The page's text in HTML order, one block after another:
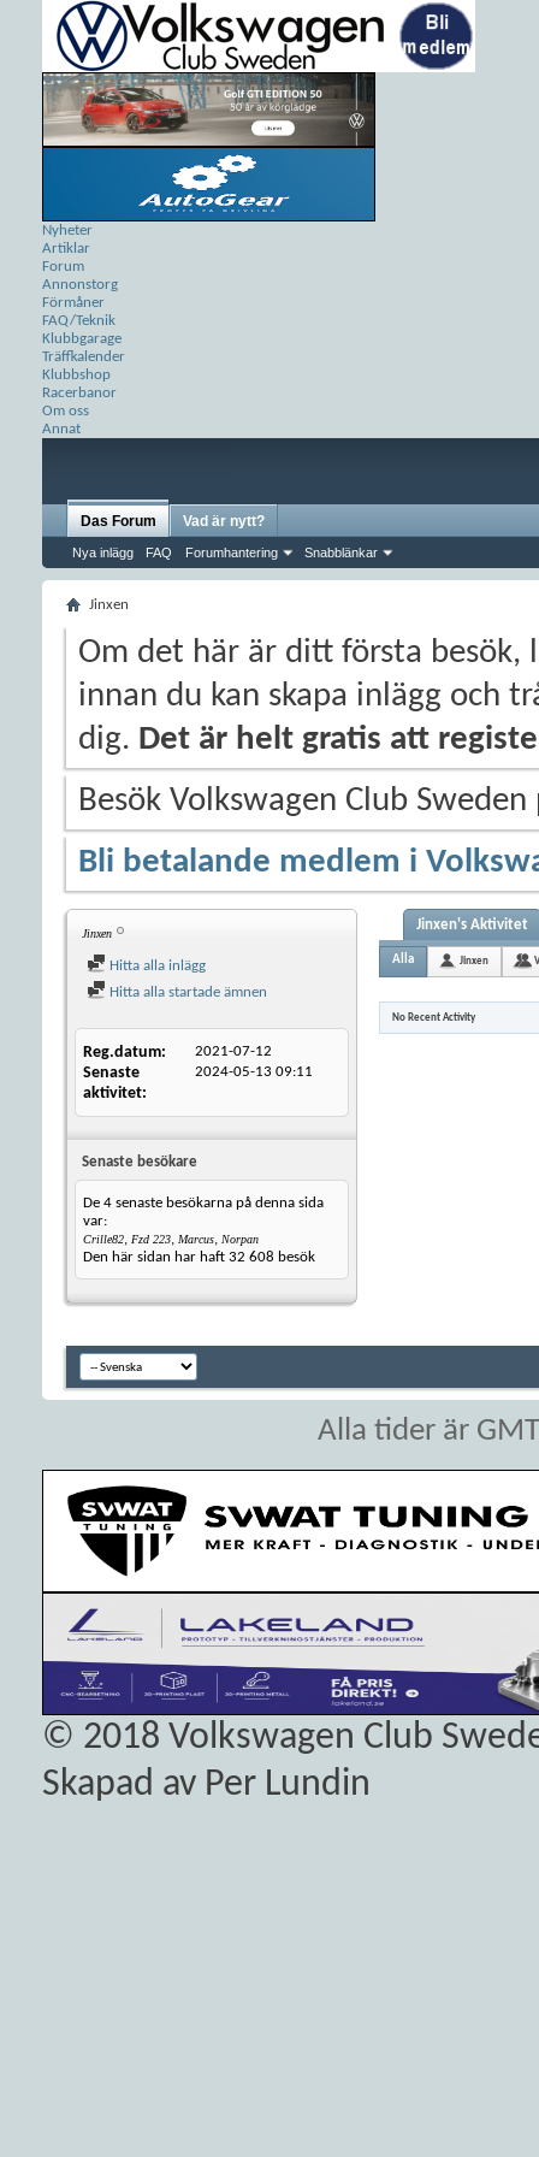
Nyheter
Artiklar
Forum
Annonstorg
Förmåner
FAQ/Teknik
Klubbgarage
Träffkalender
Klubbshop
Racerbanor
Om oss
Annat
Das Forum
Nya inlägg FAQ Forumhantering Snabblänkar
Vad är nytt?
Jinxen
Om det här är ditt första besök,
innan du kan skapa inlägg och
dig. Det är helt gratis att
Besök Volkswagen Club
Bli betalande medlem i
Jinxen
Hitta alla inlägg
Hitta alla startade ämnen
Reg.datum 2021-07-12
Senaste
aktivitet
2024-05-13 09:11
Senaste besökare
De 4 senaste besökarna på denna sida
var:
Crille82, Fzd 223, Marcus, Norpan
Den här sidan har haft 32 608 besök
Jinxen's Aktivitet
Alla Jinxen
No Recent Activity
Alla tider är
© 2018 Volkswagen Club
Skapad av Per Lundin